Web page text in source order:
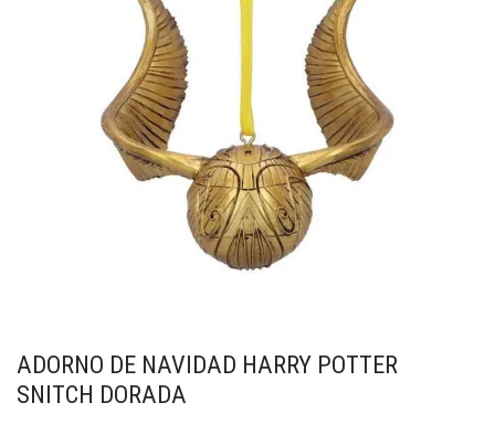
ADORNO DE NAVIDAD HARRY POTTER
SNITCH DORADA